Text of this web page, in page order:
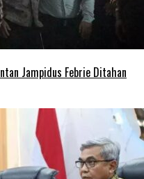
Jampidus Febrie Ditahan